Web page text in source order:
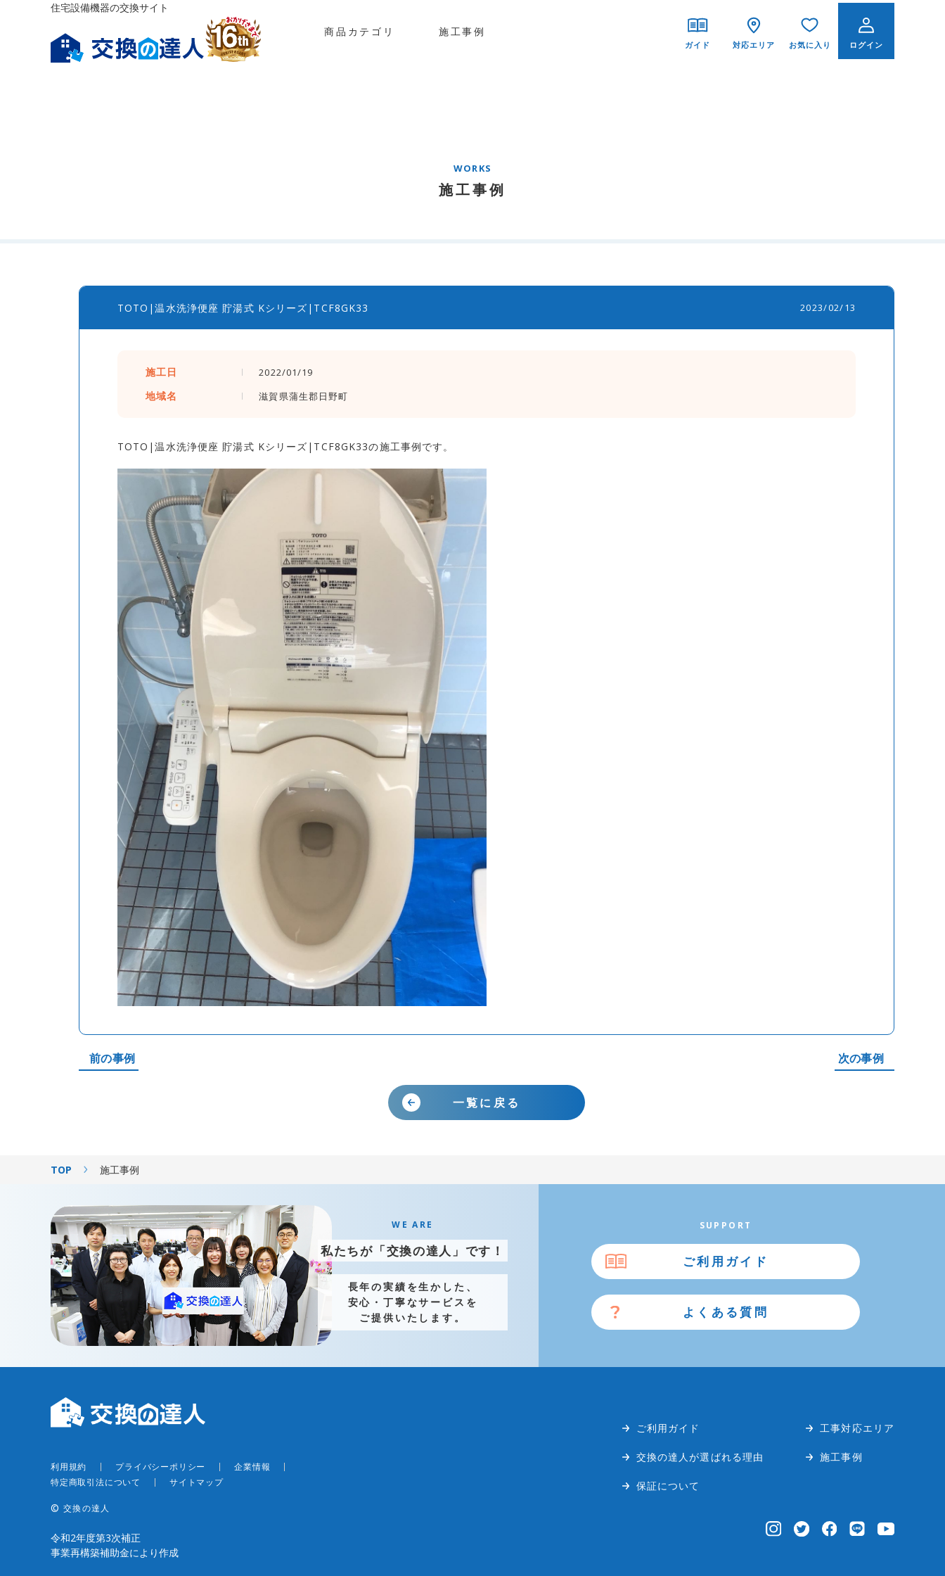
住宅設備機器の交換サイト
商品カテゴリ
施工事例
ガイド 対応エリア お気に入り ログイン
WORKS
施工事例
TOTO|温水洗浄便座 貯湯式 Kシリーズ|TCF8GK33 2023/02/13
施工日 2022/01/19
地域名 滋賀県蒲生郡日野町
TOTO|温水洗浄便座 貯湯式 Kシリーズ|TCF8GK33の施工事例です。
前の事例 次の事例
一覧に戻る
TOP 施工事例
WE ARE
私たちが「交換の達人」です！
長年の実績を生かした、
安心・丁寧なサービスを
ご提供いたします。
SUPPORT
ご利用ガイド
よくある質問
利用規約 プライバシーポリシー
企業情報
特定商取引法について
サイトマップ
©︎ 交換の達人
令和2年度第3次補正
事業再構築補助金により作成
ご利用ガイド
交換の達人が選ばれる理由
保証について
工事対応エリア
施工事例
現在お使いの商品（品番）から候補を探す
現在お使いの商品「AAA123」で検索
検索結果：AAA123 , AAA124 , AAA125
表示された商品は、交換可能な商品です。
品番の確認方法
※取扱説明書をお持ちであれば、そちらから確認することも可能です。
トイレ
温水洗浄便座
便座の蓋の裏側に記載されています。
本体もしくはシールに、品番・ガスの種類が記載されています。